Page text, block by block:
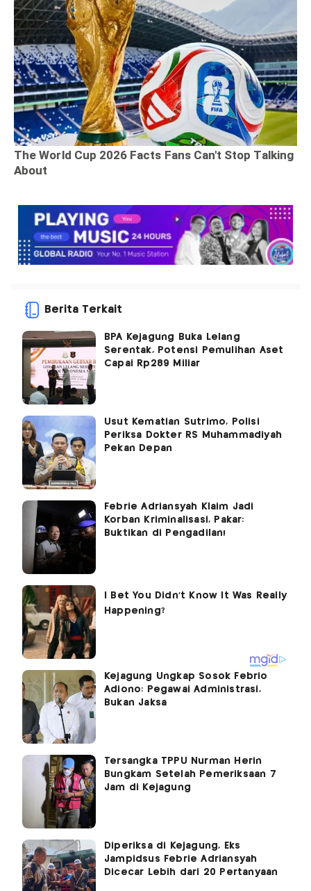
Berita Terkait
BPA Kejagung Buka Lelang
Serentak, Potensi Pemulihan Aset
Capai Rp289 Miliar
Usut Kematian Sutrimo, Polisi
Periksa Dokter RS Muhammadiyah
Pekan Depan
Febrie Adriansyah Klaim Jadi
Korban Kriminalisasi, Pakar:
Buktikan di Pengadilan!
Kejagung Ungkap Sosok Febrio
Adiono: Pegawai Administrasi,
Bukan Jaksa
Tersangka TPPU Nurman Herin
Bungkam Setelah Pemeriksaan 7
Jam di Kejagung
Diperiksa di Kejagung, Eks
Jampidsus Febrie Adriansyah
Dicecar Lebih dari 20 Pertanyaan